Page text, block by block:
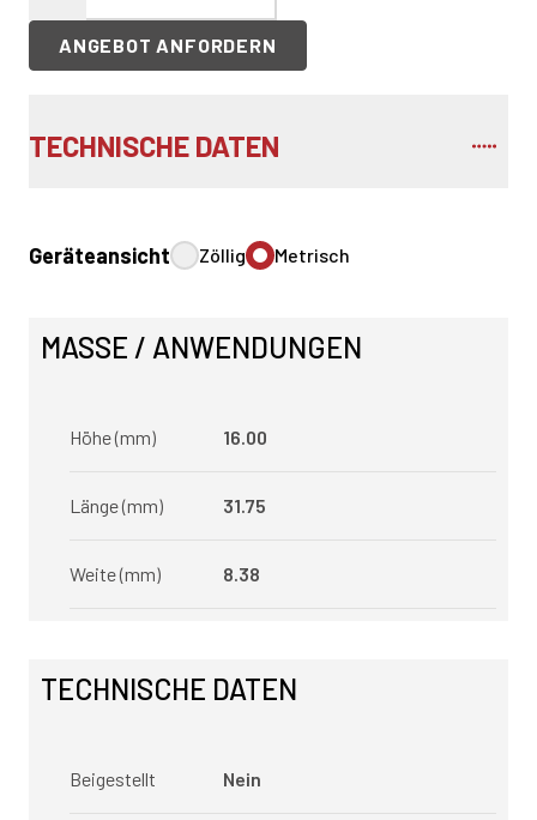
ANGEBOT ANFORDERN
TECHNISCHE DATEN
Geräteansicht Zöllig Metrisch
MASSE / ANWENDUNGEN
Höhe (mm) 16.00
Länge (mm) 31.75
Weite (mm) 8.38
TECHNISCHE DATEN
Beigestellt Nein